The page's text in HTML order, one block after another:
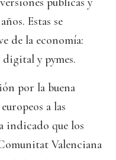
Estas se
de la economía:
y pymes.
por la buena
a las
indicado que los
Valenciana